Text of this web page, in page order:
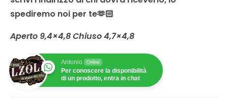
spediremo noi per te🫶🏻
Aperto 9,4×4,8 Chiuso 4,7×4,8
Antonio Online
Per conoscere la disponibilità
di un prodotto, entra in chat